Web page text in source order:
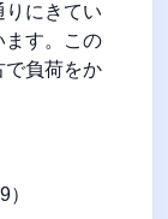
りにきてい
ます。この
で負荷をか